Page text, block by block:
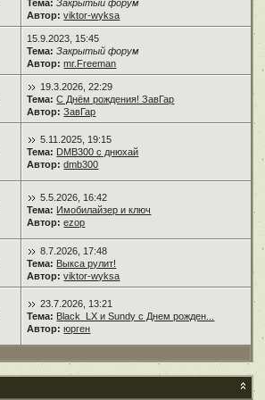
Тема: Закрытый форум
Автор: viktor-wyksa
15.9.2023, 15:45
Тема: Закрытый форум
Автор: mr.Freeman
19.3.2026, 22:29
Тема: С Днём рождения! ЗавГар
Автор: ЗавГар
5.11.2025, 19:15
Тема: DMB300 с днюхай
Автор: dmb300
5.5.2026, 16:42
Тема: Имобилайзер и ключ
Автор: ezop
8.7.2026, 17:48
Тема: Выкса рулит!
Автор: viktor-wyksa
23.7.2026, 13:21
Тема: Black_LX и Sundy с Днем рожден...
Автор: юрген